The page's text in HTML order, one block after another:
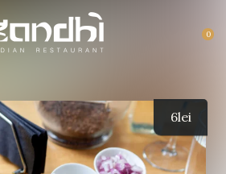
0
6lei